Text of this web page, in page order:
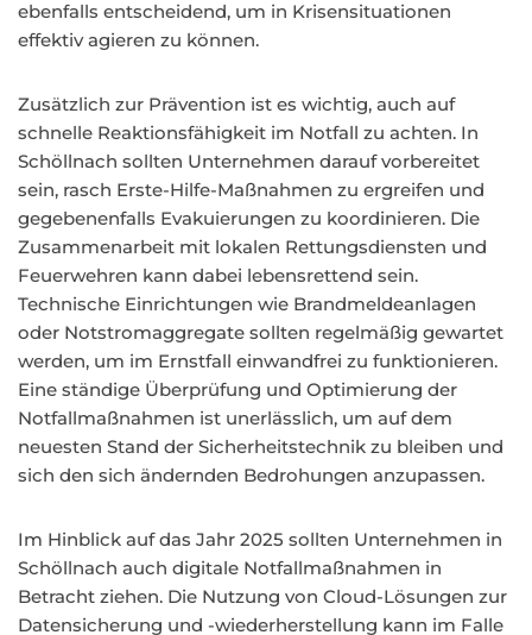
ebenfalls entscheidend, um in Krisensituationen
effektiv agieren zu können.
Zusätzlich zur Prävention ist es wichtig, auch auf
schnelle Reaktionsfähigkeit im Notfall zu achten. In
Schöllnach sollten Unternehmen darauf vorbereitet
sein, rasch Erste-Hilfe-Maßnahmen zu ergreifen und
gegebenenfalls Evakuierungen zu koordinieren. Die
Zusammenarbeit mit lokalen Rettungsdiensten und
Feuerwehren kann dabei lebensrettend sein.
Technische Einrichtungen wie Brandmeldeanlagen
oder Notstromaggregate sollten regelmäßig gewartet
werden, um im Ernstfall einwandfrei zu funktionieren.
Eine ständige Überprüfung und Optimierung der
Notfallmaßnahmen ist unerlässlich, um auf dem
neuesten Stand der Sicherheitstechnik zu bleiben und
sich den sich ändernden Bedrohungen anzupassen.
Im Hinblick auf das Jahr 2025 sollten Unternehmen in
Schöllnach auch digitale Notfallmaßnahmen in
Betracht ziehen. Die Nutzung von Cloud-Lösungen zur
Datensicherung und -wiederherstellung kann im Falle